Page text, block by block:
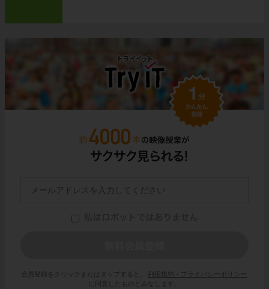
会員登録をクリックまたはタップすると、
利用規約・プライバシーポリシー
に同意したものとみなします。